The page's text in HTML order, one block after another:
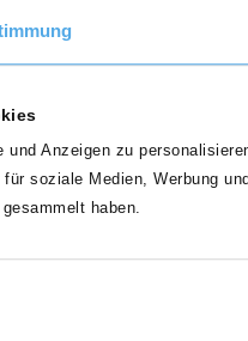
und Anzeigen zu
soziale Medien, Werbung
haben.